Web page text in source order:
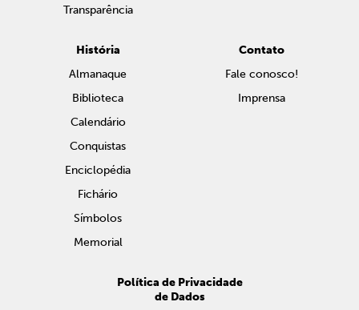
Transparência
História
Almanaque
Biblioteca
Calendário
Conquistas
Enciclopédia
Fichário
Símbolos
Memorial
Contato
Fale conosco!
Imprensa
Política de Privacidade
de Dados